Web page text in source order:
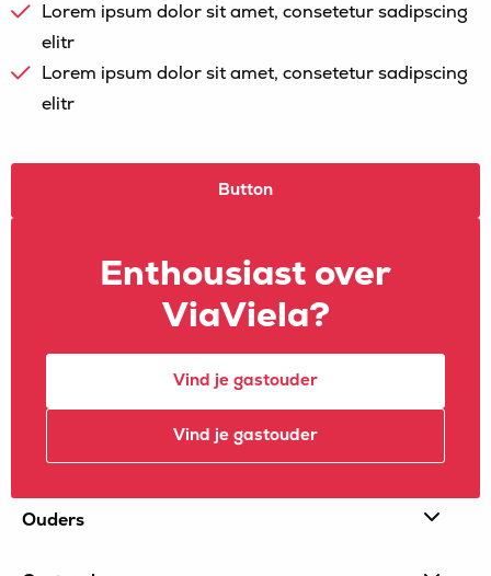
Lorem ipsum dolor sit amet, consetetur sadipscing
elitr
Lorem ipsum dolor sit amet, consetetur sadipscing
elitr
Button
Enthousiast over
ViaViela?
Vind je gastouder
Vind je gastouder
Site
Ouders